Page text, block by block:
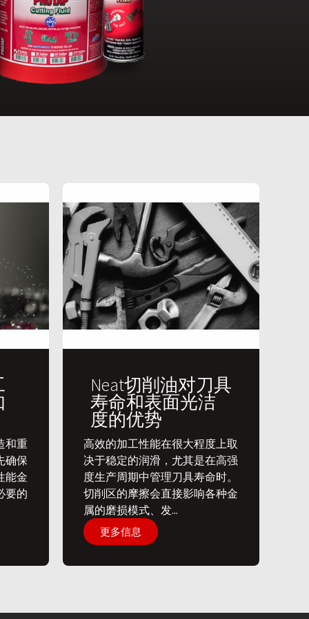
和重
确保
能金
要的
Neat切削油对刀具
寿命和表面光洁
度的优势
​高效的加工性能在很大程度上取
决于稳定的润滑，尤其是在高强
度生产周期中管理刀具寿命时。
切削区的摩擦会直接影响各种金
属的磨损模式、发...
更多信息